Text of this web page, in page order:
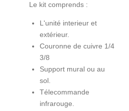
Le kit comprends :
L'unité interieur et
extérieur.
Couronne de cuivre 1/4
3/8
Support mural ou au
sol.
Télecommande
infrarouge.